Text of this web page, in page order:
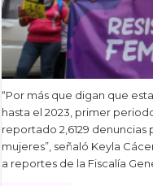
“Por más que digan que
hasta el 2023, primer
reportado 2,6129 denuncias
mujeres”, señaló Keyla
a reportes de la Fiscalía